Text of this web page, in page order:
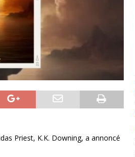
Priest, K.K. Downing, a annoncé